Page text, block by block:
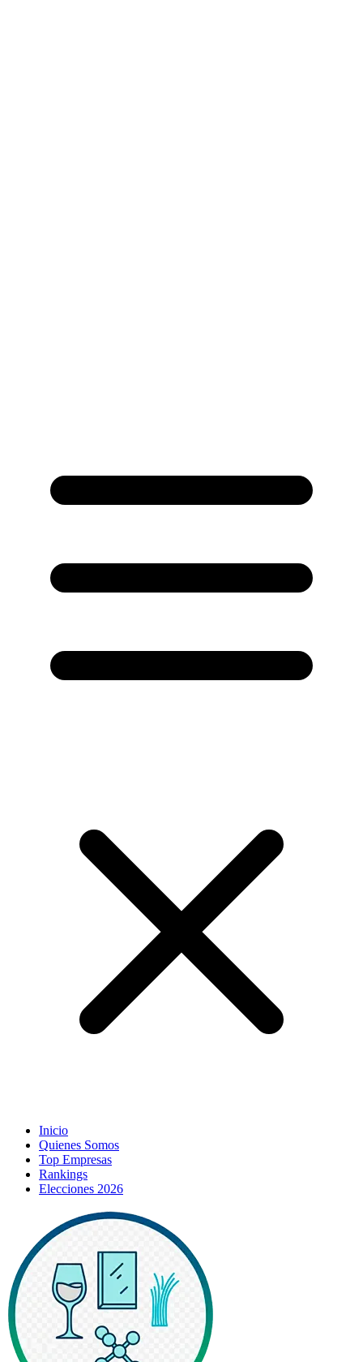
Inicio
Quienes Somos
Top Empresas
Rankings
Elecciones 2026